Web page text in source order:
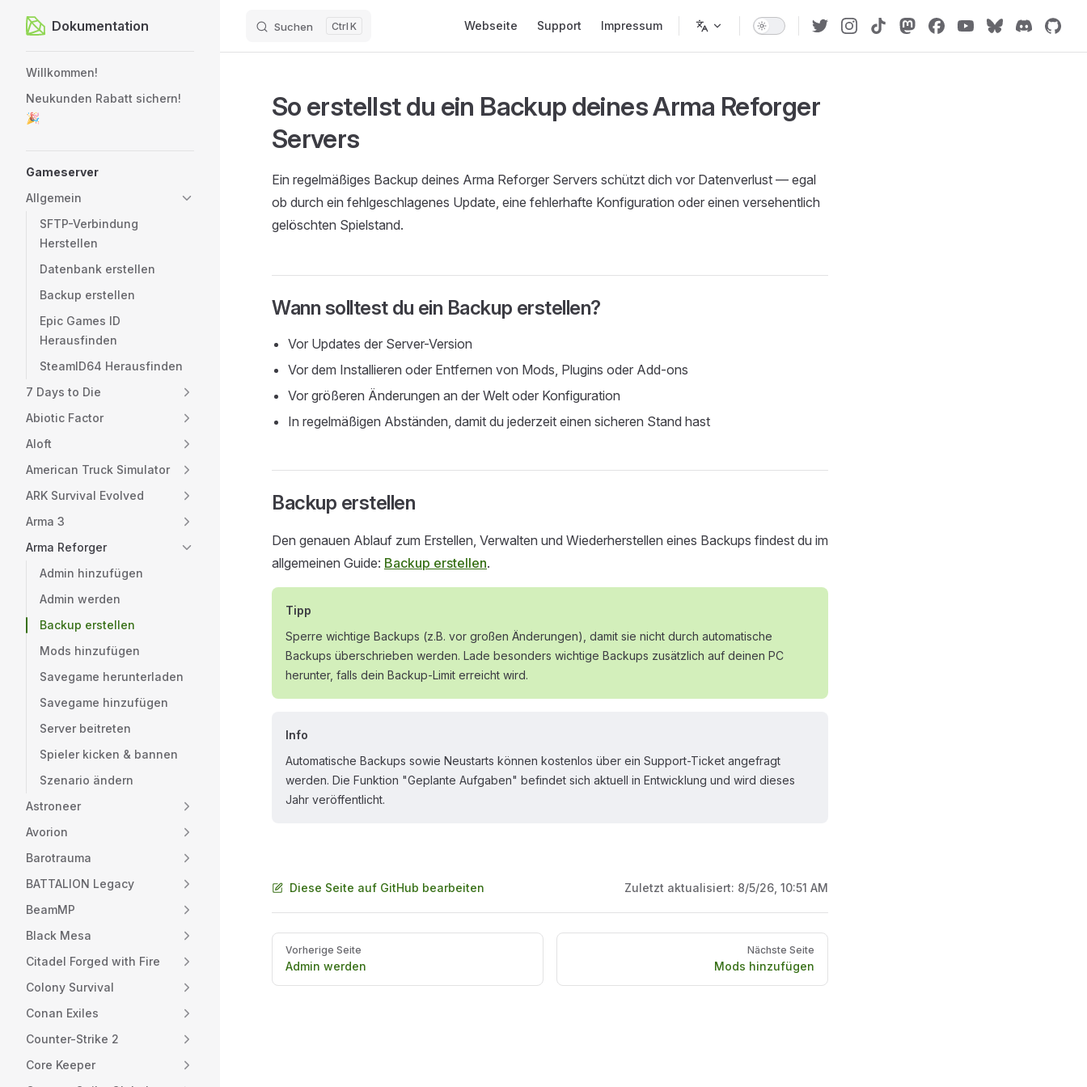
Zum Inhalt springen
Dokumentation Suchen K Webseite Support Impressum
Willkommen!
Neukunden Rabatt sichern!
🎉
Gameserver
Allgemein
SFTP-Verbindung
Herstellen
Datenbank erstellen
Backup erstellen
Epic Games ID
Herausfinden
SteamID64 Herausfinden
7 Days to Die
Abiotic Factor
Aloft
American Truck Simulator
ARK Survival Evolved
Arma 3
Arma Reforger
Admin hinzufügen
Admin werden
Backup erstellen
Mods hinzufügen
Savegame herunterladen
Savegame hinzufügen
Server beitreten
Spieler kicken & bannen
Szenario ändern
Astroneer
Avorion
Barotrauma
BATTALION Legacy
BeamMP
Black Mesa
Citadel Forged with Fire
Colony Survival
Conan Exiles
Counter-Strike 2
Core Keeper
So erstellst du ein Backup deines Arma Reforger
Servers
Ein regelmäßiges Backup deines Arma Reforger Servers schützt dich vor Datenverlust — egal
ob durch ein fehlgeschlagenes Update, eine fehlerhafte Konfiguration oder einen versehentlich
gelöschten Spielstand.
Wann solltest du ein Backup erstellen?
Vor Updates der Server-Version
Vor dem Installieren oder Entfernen von Mods, Plugins oder Add-ons
Vor größeren Änderungen an der Welt oder Konfiguration
In regelmäßigen Abständen, damit du jederzeit einen sicheren Stand hast
Backup erstellen
Den genauen Ablauf zum Erstellen, Verwalten und Wiederherstellen eines Backups findest du im
allgemeinen Guide: Backup erstellen.
Tipp
Sperre wichtige Backups (z.B. vor großen Änderungen), damit sie nicht durch automatische
Backups überschrieben werden. Lade besonders wichtige Backups zusätzlich auf deinen PC
herunter, falls dein Backup-Limit erreicht wird.
Info
Automatische Backups sowie Neustarts können kostenlos über ein Support-Ticket angefragt
werden. Die Funktion "Geplante Aufgaben" befindet sich aktuell in Entwicklung und wird dieses
Jahr veröffentlicht.
Diese Seite auf GitHub bearbeiten Zuletzt aktualisiert: 8/5/26, 10:51 AM
Pager
Vorherige Seite
Admin werden
Nächste Seite
Mods hinzufügen